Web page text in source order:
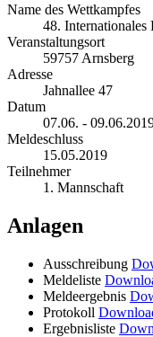
Name des Wettkampfes
48. Internationales
Veranstaltungsort
59757 Arnsberg
Adresse
Jahnallee 47
Datum
07.06. -
Meldeschluss
15.05.2019
Teilnehmer
1. Mannschaft
Anlagen
Ausschreibung
Meldeliste
Meldeergebnis
Protokoll
Ergebnisliste